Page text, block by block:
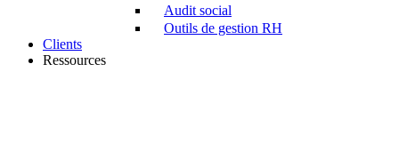
Audit social
Outils de gestion RH
Clients
Ressources